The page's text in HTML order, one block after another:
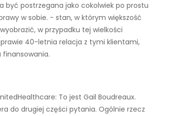
być postrzegana jako cokolwiek po prostu
w sobie. - stan, w którym większość
w przypadku tej wielkości
40-letnia relacja z tymi klientami,
finansowania.
To jest Gail Boudreaux.
do drugiej części pytania. Ogólnie rzecz